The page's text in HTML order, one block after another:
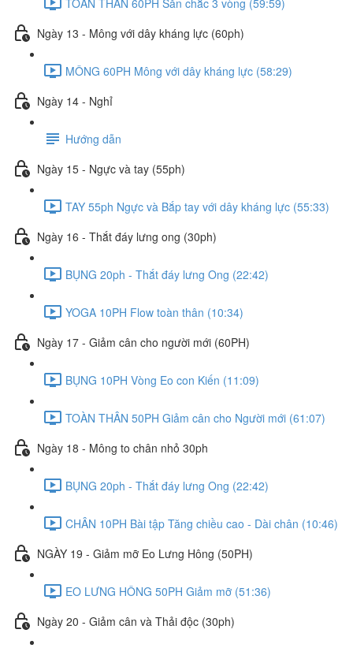
Ngày 13 - Mông với dây kháng lực (60ph)
MÔNG 60PH Mông với dây kháng lực (58:29)
Ngày 14 - Nghỉ
Hướng dẫn
Ngày 15 - Ngực và tay (55ph)
TAY 55ph Ngực và Bắp tay với dây kháng lực (55:33)
Ngày 16 - Thắt đáy lưng ong (30ph)
BỤNG 20ph - Thắt đáy lưng Ong (22:42)
YOGA 10PH Flow toàn thân (10:34)
Ngày 17 - Giảm cân cho người mới (60PH)
BỤNG 10PH Vòng Eo con Kiến (11:09)
TOÀN THÂN 50PH Giảm cân cho Người mới (61:07)
Ngày 18 - Mông to chân nhỏ 30ph
BỤNG 20ph - Thắt đáy lưng Ong (22:42)
CHÂN 10PH Bài tập Tăng chiều cao - Dài chân (10:46)
NGÀY 19 - Giảm mỡ Eo Lưng Hông (50PH)
EO LƯNG HÔNG 50PH Giảm mỡ (51:36)
Ngày 20 - Giảm cân và Thải độc (30ph)